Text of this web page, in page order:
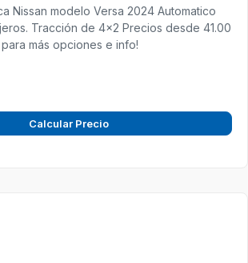
Nissan modelo Versa 2024 Automatico
Tracción de 4x2 Precios desde 41.00
para más opciones e info!
Calcular Precio